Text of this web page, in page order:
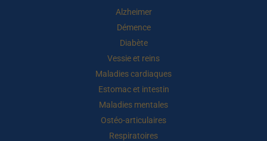
Alzheimer
Démence
Diabète
Vessie et reins
Maladies cardiaques
Estomac et intestin
Maladies mentales
Ostéo-articulaires
Respiratoires